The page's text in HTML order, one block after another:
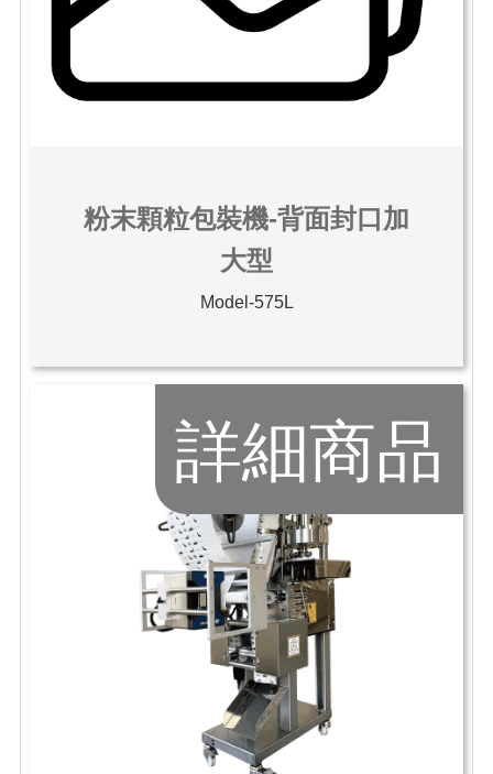
粉末顆粒包裝機-背面封口加
大型
Model-575L
詳細商品